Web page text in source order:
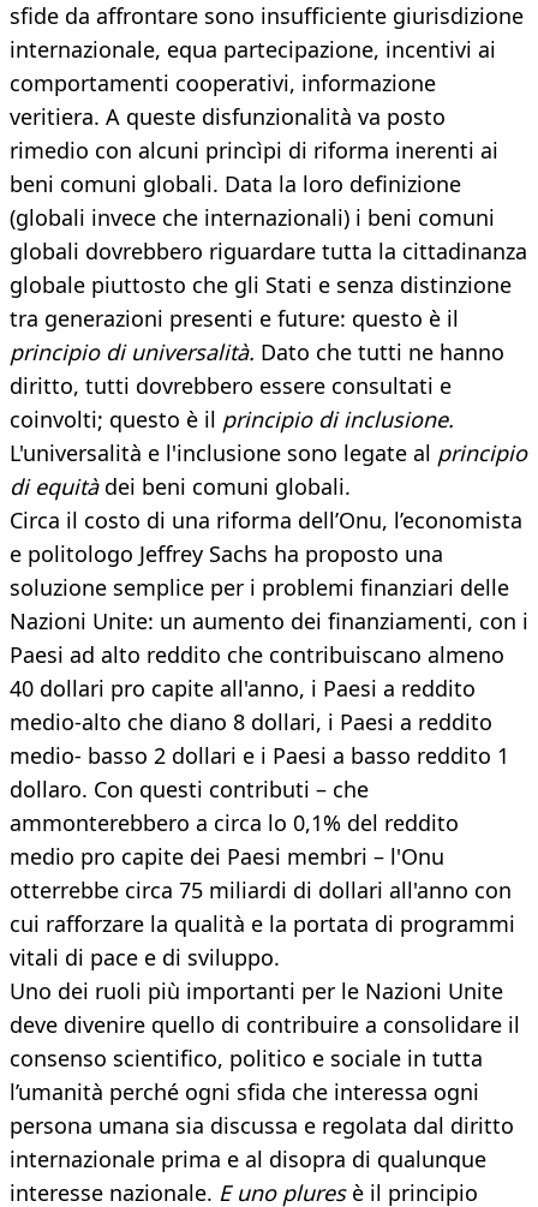
sfide da affrontare sono insufficiente giurisdizione
internazionale, equa partecipazione, incentivi ai
comportamenti cooperativi, informazione
veritiera. A queste disfunzionalità va posto
rimedio con alcuni princìpi di riforma inerenti ai
beni comuni globali. Data la loro definizione
(globali invece che internazionali) i beni comuni
globali dovrebbero riguardare tutta la cittadinanza
globale piuttosto che gli Stati e senza distinzione
tra generazioni presenti e future: questo è il
principio di universalità. Dato che tutti ne hanno
diritto, tutti dovrebbero essere consultati e
coinvolti; questo è il principio di inclusione.
L'universalità e l'inclusione sono legate al principio
di equitàdei beni comuni globali.
Circa il costo di una riforma dell’Onu, l’economista
e politologo Jeffrey Sachs ha proposto una
soluzione semplice per i problemi finanziari delle
Nazioni Unite: un aumento dei finanziamenti, con i
Paesi ad alto reddito che contribuiscano almeno
40 dollari pro capite all'anno, i Paesi a reddito
medio-alto che diano 8 dollari, i Paesi a reddito
medio- basso 2 dollari e i Paesi a basso reddito 1
dollaro. Con questi contributi – che
ammonterebbero a circa lo 0,1% del reddito
medio pro capite dei Paesi membri – l'Onu
otterrebbe circa 75 miliardi di dollari all'anno con
cui rafforzare la qualità e la portata di programmi
vitali di pace e di sviluppo.
Uno dei ruoli più importanti per le Nazioni Unite
deve divenire quello di contribuire a consolidare il
consenso scientifico, politico e sociale in tutta
l’umanità perché ogni sfida che interessa ogni
persona umana sia discussa e regolata dal diritto
internazionale prima e al disopra di qualunque
interesse nazionale. E uno pluresè il principio